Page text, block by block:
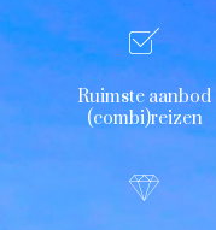
Ruimste aanbod
(combi)reizen